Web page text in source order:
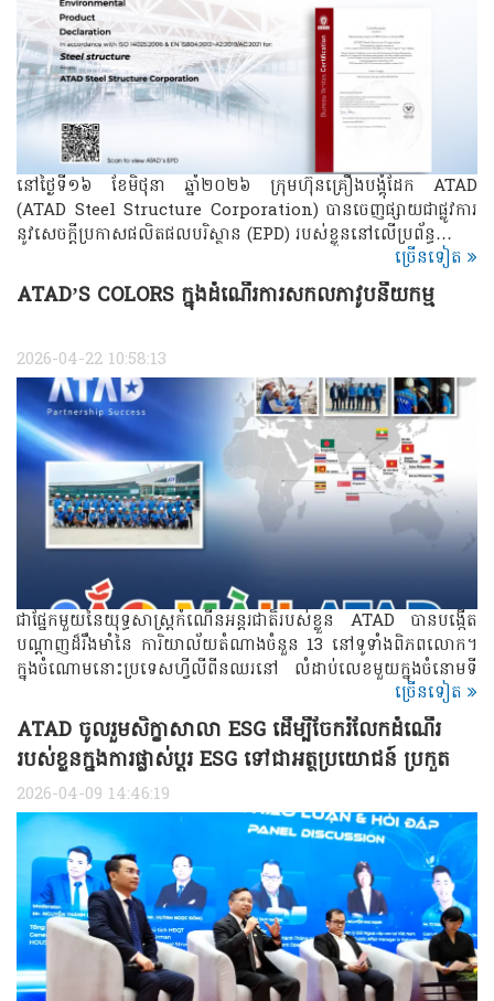
នៅថ្ងៃទី១៦ ខែមិថុនា ឆ្នាំ២០២៦ ក្រុមហ៊ុនគ្រឿងបង្គុំដែក ATAD
(ATAD Steel Structure Corporation) បានចេញផ្សាយជាផ្លូវការ
នូវសេចក្តីប្រកាសផលិតផលបរិស្ថាន (EPD) របស់ខ្លួននៅលើប្រព័ន្ធ…
ច្រើនទៀត
ATAD’S COLORS ​​​ក្នុងដំណើរការសកលភាវូបនីយកម្ម
2026-04-22 10:58:13
ជាផ្នែកមួយនៃយុទ្ធសាស្ត្រកំណើនអន្តរជាតិរបស់ខ្លួន ATAD បានបង្កើត
បណ្តាញដ៏រឹងមាំនៃ ការិយាល័យតំណាងចំនួន 13 នៅទូទាំងពិភពលោក។
ក្នុងចំណោមនោះប្រទេសហ្វីលីពីនឈរនៅ លំដាប់លេខមួយក្នុងចំនោមទី
ផ្សារដែលបង្កើតបានដំបូងគេយូរបំផុតរបស់ ATAD ជាមួយនឹងកម្លាំង
ការងារដែលមានបទពិសោធន៍ និងជំនាញខ្ពស់នៅទូទាំងទីតាំងសំខាន់ៗ
ចំនួនបីគឺ ម៉ានីល សេប៊ូ និងដាវ៉ាវ។
ច្រើនទៀត
ATAD ចូលរួមសិក្ខាសាលា ESG ដើម្បីចែករំលែកដំណើរ
របស់ខ្លួនក្នុងការផ្លាស់ប្តូរ ESG ទៅជាអត្ថប្រយោជន៍ ប្រកួត
ប្រជែងប្រកបដោយចីរភាព
2026-04-09 14:46:19